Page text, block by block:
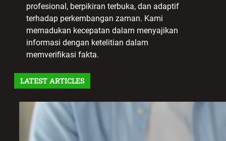
profesional, berpikiran terbuka, dan adaptif
terhadap perkembangan zaman. Kami
memadukan kecepatan dalam menyajikan
informasi dengan ketelitian dalam
memverifikasi fakta.
LATEST ARTICLES